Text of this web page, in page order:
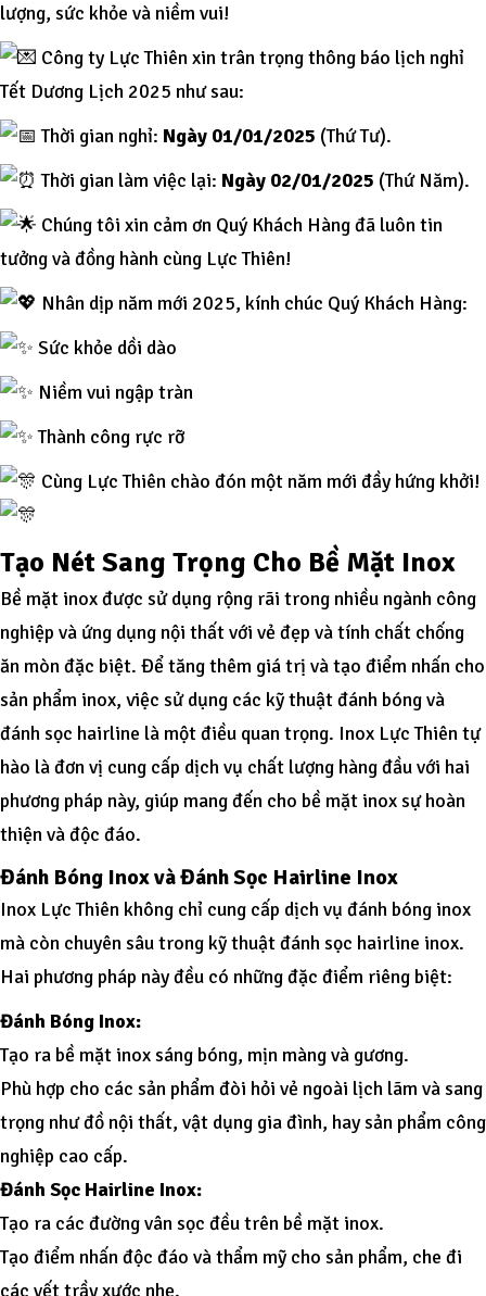
lượng, sức khỏe và niềm vui!
Công ty Lực Thiên xin trân trọng thông báo lịch nghỉ
Tết Dương Lịch 2025 như sau:
Thời gian nghỉ: Ngày 01/01/2025 (Thứ Tư).
Thời gian làm việc lại: Ngày 02/01/2025 (Thứ Năm).
Chúng tôi xin cảm ơn Quý Khách Hàng đã luôn tin
tưởng và đồng hành cùng Lực Thiên!
Nhân dịp năm mới 2025, kính chúc Quý Khách Hàng:
Sức khỏe dồi dào
Niềm vui ngập tràn
Thành công rực rỡ
Cùng Lực Thiên chào đón một năm mới đầy hứng khởi!
Tạo Nét Sang Trọng Cho Bề Mặt Inox
Bề mặt inox được sử dụng rộng rãi trong nhiều ngành công
nghiệp và ứng dụng nội thất với vẻ đẹp và tính chất chống
ăn mòn đặc biệt. Để tăng thêm giá trị và tạo điểm nhấn cho
sản phẩm inox, việc sử dụng các kỹ thuật đánh bóng và
đánh sọc hairline là một điều quan trọng. Inox Lực Thiên tự
hào là đơn vị cung cấp dịch vụ chất lượng hàng đầu với hai
phương pháp này, giúp mang đến cho bề mặt inox sự hoàn
thiện và độc đáo.
Đánh Bóng Inox và Đánh Sọc Hairline Inox
Inox Lực Thiên không chỉ cung cấp dịch vụ đánh bóng inox
mà còn chuyên sâu trong kỹ thuật đánh sọc hairline inox.
Hai phương pháp này đều có những đặc điểm riêng biệt:
Đánh Bóng Inox:
Tạo ra bề mặt inox sáng bóng, mịn màng và gương.
Phù hợp cho các sản phẩm đòi hỏi vẻ ngoài lịch lãm và sang
trọng như đồ nội thất, vật dụng gia đình, hay sản phẩm công
nghiệp cao cấp.
Đánh Sọc Hairline Inox:
Tạo ra các đường vân sọc đều trên bề mặt inox.
Tạo điểm nhấn độc đáo và thẩm mỹ cho sản phẩm, che đi
các vết trầy xước nhẹ.